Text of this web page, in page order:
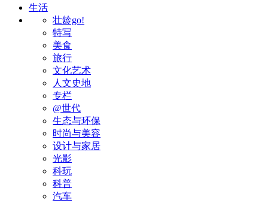
生活
壮龄go!
特写
美食
旅行
文化艺术
人文史地
专栏
@世代
生态与环保
时尚与美容
设计与家居
光影
科玩
科普
汽车